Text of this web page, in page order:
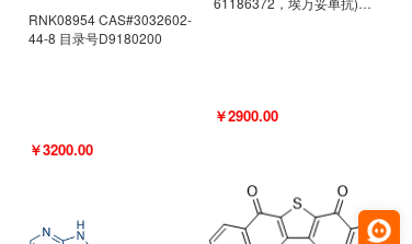
RNK08954 CAS#3032602-
44-8 目录号D9180200
￥3200.00
￥2900.00